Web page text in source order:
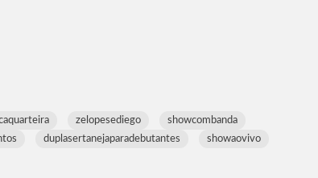
zelopesediego
showcombanda
duplasertanejaparadebutantes
showaovivo